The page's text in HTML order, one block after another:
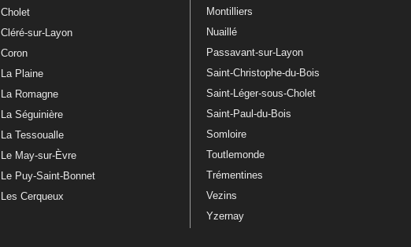
Cholet
Cléré-sur-Layon
Coron
La Plaine
La Romagne
La Séguinière
La Tessoualle
Le May-sur-Èvre
Le Puy-Saint-Bonnet
Les Cerqueux
Montilliers
Nuaillé
Passavant-sur-Layon
Saint-Christophe-du-Bois
Saint-Léger-sous-Cholet
Saint-Paul-du-Bois
Somloire
Toutlemonde
Trémentines
Vezins
Yzernay